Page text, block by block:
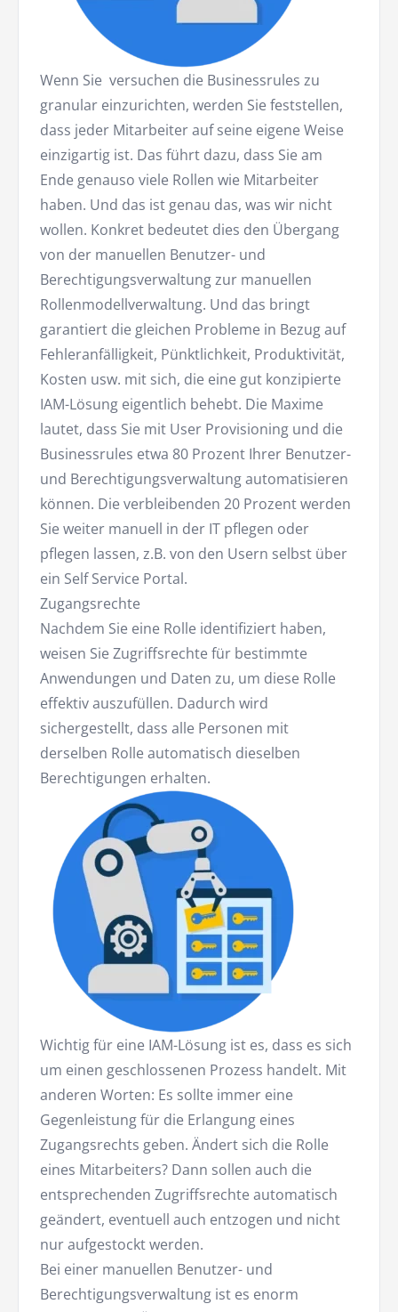
Wenn Sie versuchen die Businessrules zu
granular einzurichten, werden Sie feststellen,
dass jeder Mitarbeiter auf seine eigene Weise
einzigartig ist. Das führt dazu, dass Sie am
Ende genauso viele Rollen wie Mitarbeiter
haben. Und das ist genau das, was wir nicht
wollen. Konkret bedeutet dies den Übergang
von der manuellen Benutzer- und
Berechtigungsverwaltung zur manuellen
Rollenmodellverwaltung. Und das bringt
garantiert die gleichen Probleme in Bezug auf
Fehleranfälligkeit, Pünktlichkeit, Produktivität,
Kosten usw. mit sich, die eine gut konzipierte
IAM-Lösung eigentlich behebt. Die Maxime
lautet, dass Sie mit User Provisioning und die
Businessrules etwa 80 Prozent Ihrer Benutzer-
und Berechtigungsverwaltung automatisieren
können. Die verbleibenden 20 Prozent werden
Sie weiter manuell in der IT pflegen oder
pflegen lassen, z.B. von den Usern selbst über
ein Self Service Portal.
Zugangsrechte
Nachdem Sie eine Rolle identifiziert haben,
weisen Sie Zugriffsrechte für bestimmte
Anwendungen und Daten zu, um diese Rolle
effektiv auszufüllen. Dadurch wird
sichergestellt, dass alle Personen mit
derselben Rolle automatisch dieselben
Berechtigungen erhalten.
Wichtig für eine IAM-Lösung ist es, dass es sich
um einen geschlossenen Prozess handelt. Mit
anderen Worten: Es sollte immer eine
Gegenleistung für die Erlangung eines
Zugangsrechts geben. Ändert sich die Rolle
eines Mitarbeiters? Dann sollen auch die
entsprechenden Zugriffsrechte automatisch
geändert, eventuell auch entzogen und nicht
nur aufgestockt werden.
Bei einer manuellen Benutzer- und
Berechtigungsverwaltung ist es enorm